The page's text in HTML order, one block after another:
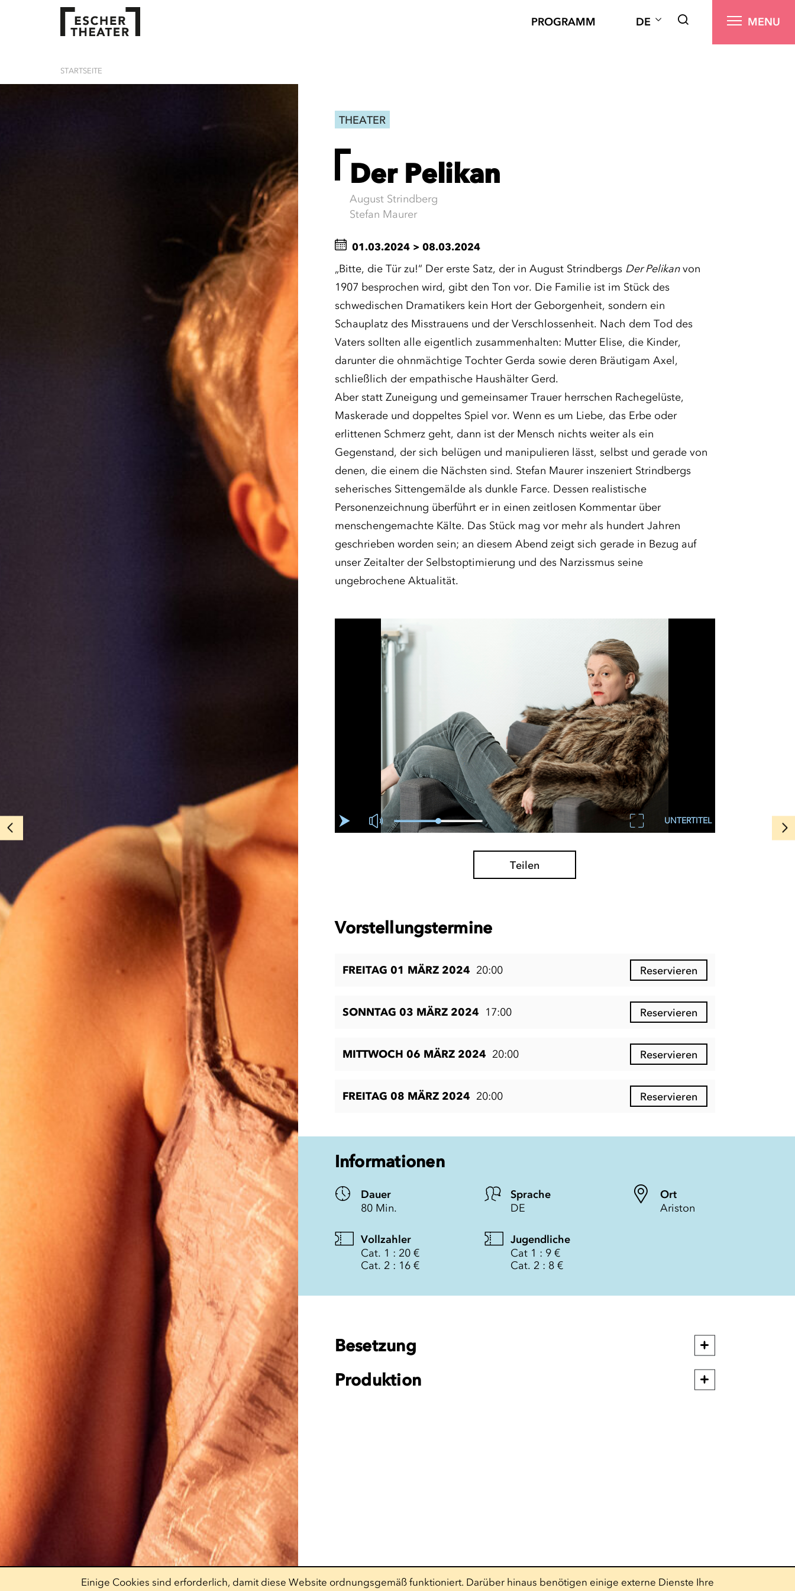
PROGRAMM DE MENU
STARTSEITE
THEATER
Der Pelikan
August Strindberg
Stefan Maurer
01.03.2024 > 08.03.2024
„Bitte, die Tür zu!“ Der erste Satz, der in August Strindbergs Der Pelikanvon
1907 besprochen wird, gibt den Ton vor. Die Familie ist im Stück des
schwedischen Dramatikers kein Hort der Geborgenheit, sondern ein
Schauplatz des Misstrauens und der Verschlossenheit. Nach dem Tod des
Vaters sollten alle eigentlich zusammenhalten: Mutter Elise, die Kinder,
darunter die ohnmächtige Tochter Gerda sowie deren Bräutigam Axel,
schließlich der empathische Haushälter Gerd.
Aber statt Zuneigung und gemeinsamer Trauer herrschen Rachegelüste,
Maskerade und doppeltes Spiel vor. Wenn es um Liebe, das Erbe oder
erlittenen Schmerz geht, dann ist der Mensch nichts weiter als ein
Gegenstand, der sich belügen und manipulieren lässt, selbst und gerade von
denen, die einem die Nächsten sind. Stefan Maurer inszeniert Strindbergs
seherisches Sittengemälde als dunkle Farce. Dessen realistische
Personenzeichnung überführt er in einen zeitlosen Kommentar über
menschengemachte Kälte. Das Stück mag vor mehr als hundert Jahren
geschrieben worden sein; an diesem Abend zeigt sich gerade in Bezug auf
unser Zeitalter der Selbstoptimierung und des Narzissmus seine
ungebrochene Aktualität.
UNTERTITEL
Teilen
Vorstellungstermine
FREITAG 01 MÄRZ 2024 20:00 Reservieren
SONNTAG 03 MÄRZ 2024 17:00 Reservieren
MITTWOCH 06 MÄRZ 2024 20:00 Reservieren
FREITAG 08 MÄRZ 2024 20:00 Reservieren
Informationen
Dauer
80 Min.
Sprache
DE
Ort
Ariston
Vollzahler
Cat. 1 : 20 €
Cat. 2 : 16 €
Jugendliche
Cat 1 : 9 €
Cat. 2 : 8 €
Besetzung
Produktion
Einige Cookies sind erforderlich, damit diese Website ordnungsgemäß funktioniert. Darüber hinaus benötigen einige externe Dienste Ihre